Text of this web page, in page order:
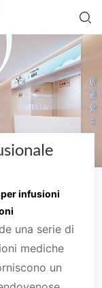
infusioni
una serie di
mediche
un